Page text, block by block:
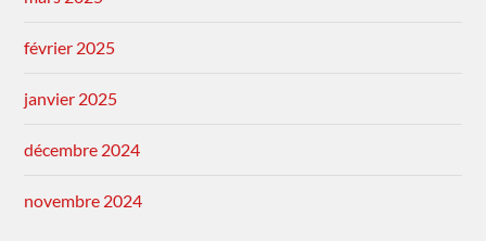
février 2025
janvier 2025
décembre 2024
novembre 2024